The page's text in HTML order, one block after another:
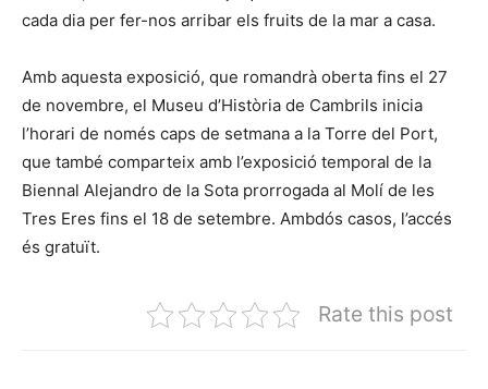
cada dia per fer-nos arribar els fruits de la mar a casa.
Amb aquesta exposició, que romandrà oberta fins el 27
de novembre, el Museu d’Història de Cambrils inicia
l’horari de només caps de setmana a la Torre del Port,
que també comparteix amb l’exposició temporal de la
Biennal Alejandro de la Sota prorrogada al Molí de les
Tres Eres fins el 18 de setembre. Ambdós casos, l’accés
és gratuït.
Rate this post